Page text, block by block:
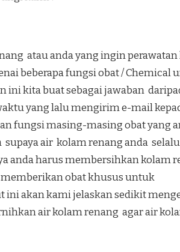
atau anda yang ingin
beberapa fungsi obat / Chemical
ini kita buat sebagai jawaban
yang lalu mengirim e-mail
fungsi masing-masing obat yang
air kolam renang anda
anda harus membersihkan kolam
obat khusus untuk
akan kami jelaskan sedikit
air kolam renang agar air